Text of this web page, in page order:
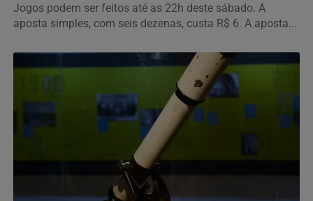
Jogos podem ser feitos até as 22h deste sábado. A
aposta simples, com seis dezenas, custa R$ 6. A aposta...